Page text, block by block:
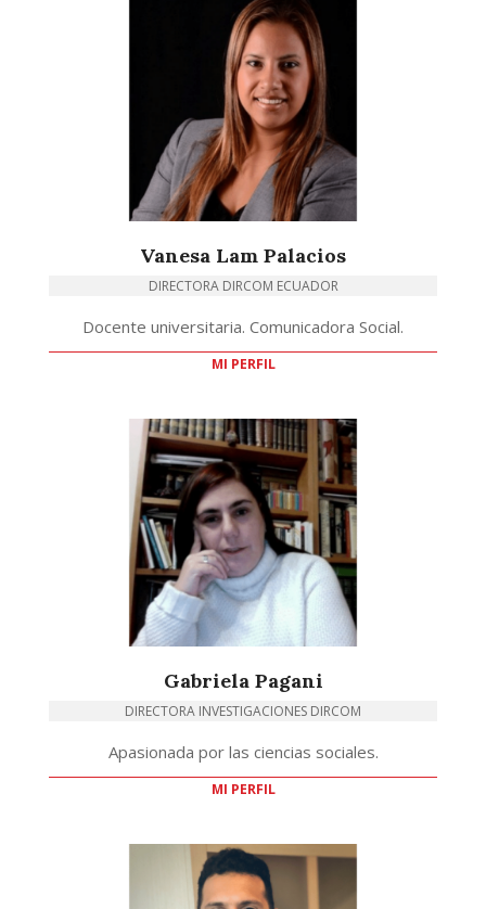
Vanesa Lam Palacios
DIRECTORA DIRCOM ECUADOR
Docente universitaria. Comunicadora Social.
MI PERFIL
Gabriela Pagani
DIRECTORA INVESTIGACIONES DIRCOM
Apasionada por las ciencias sociales.
MI PERFIL